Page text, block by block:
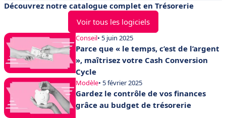
Découvrez notre catalogue complet en Trésorerie
Voir tous les logiciels
Conseil• 5 juin 2025
Parce que « le temps, c’est de l’argent
», maîtrisez votre Cash Conversion
Cycle
Modèle• 5 février 2025
Gardez le contrôle de vos finances
grâce au budget de trésorerie